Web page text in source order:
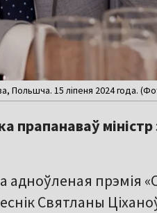
Польшча. 15 ліпеня 2024 года.
прапанаваў
прэмія
Святланы